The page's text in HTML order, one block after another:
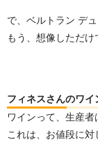
で、ベルトラン デ
もう、想像しただけ
フィネスさんのワイ
ワインって、生産者
これは、お値段に